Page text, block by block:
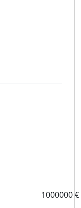
1000000 €